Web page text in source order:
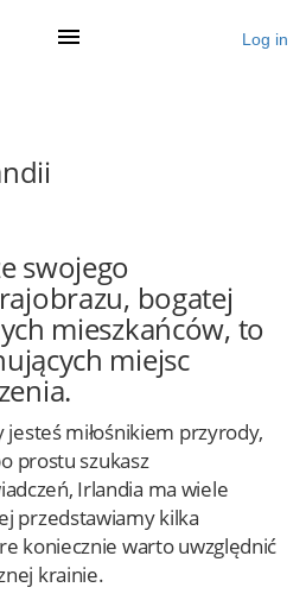
Log in
swojego
bogatej
mieszkańców, to
miejsc
jesteś miłośnikiem przyrody,
prostu szukasz
Irlandia ma wiele
przedstawiamy kilka
koniecznie warto uwzględnić
krainie.